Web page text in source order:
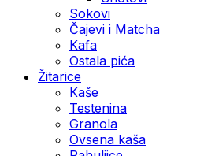
Sokovi
Čajevi i Matcha
Kafa
Ostala pića
Žitarice
Kaše
Testenina
Granola
Ovsena kaša